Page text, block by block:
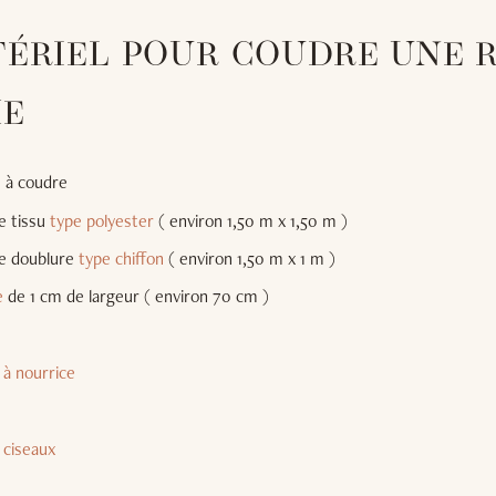
POUR COUDRE UNE
à coudre
tissu type polyester( environ 1,50 m x 1,50 m )
doublure type chiffon ( environ 1,50 m x 1 m )
de 1 cm de largeur ( environ 70 cm )
nourrice
ciseaux